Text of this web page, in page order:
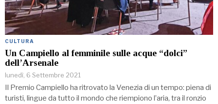
CULTURA
Un Campiello al femminile sulle acque “dolci”
dell’Arsenale
lunedì, 6 Settembre 2021
Il Premio Campiello ha ritrovato la Venezia di un tempo: piena di
turisti, lingue da tutto il mondo che riempiono l’aria, tra il ronzio